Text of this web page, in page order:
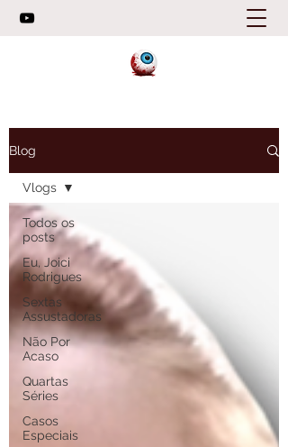
Blog
Todos os
posts
Eu, Joici
Rodrigues
Sextas
Assustadoras
Não Por
Acaso
Quartas
Séries
Casos
Especiais
Vlogs